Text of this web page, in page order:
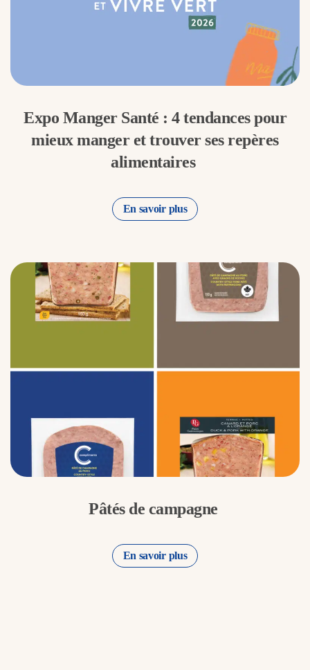
Expo Manger Santé : 4 tendances pour
mieux manger et trouver ses repères
alimentaires
En savoir plus
Pâtés de campagne
En savoir plus